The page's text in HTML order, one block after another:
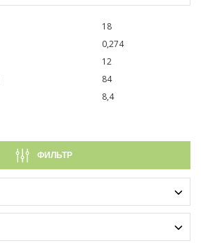
18
0,274
12
84
8,4
ФИЛЬТР